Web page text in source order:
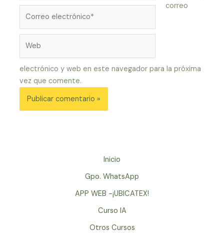
correo
electrónico y web en este navegador para la próxima
vez que comente.
Inicio
Gpo. WhatsApp
APP WEB -¡UBICATEX!
Curso IA
Otros Cursos